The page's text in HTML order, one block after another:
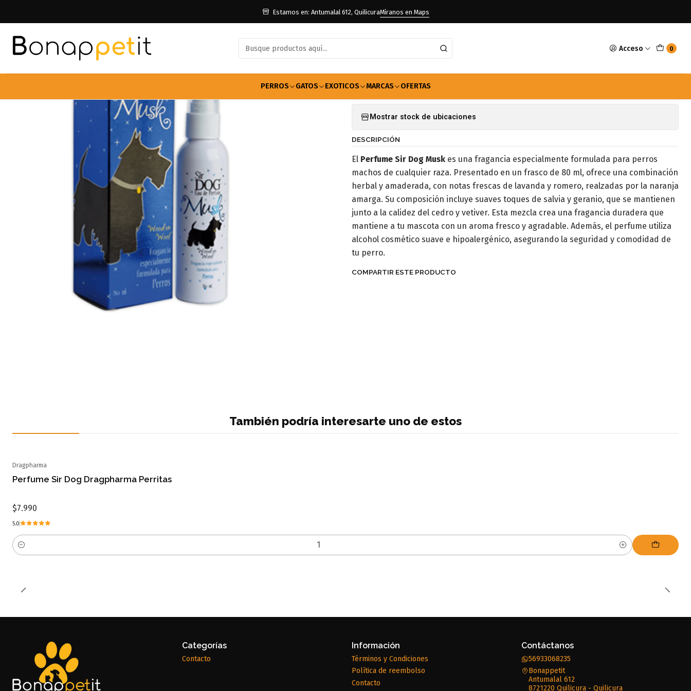
Acceso 0
PERROS GATOS EXOTICOS MARCAS OFERTAS
Estamos en: Antumalal 612, QuilicuraMíranos en Maps
Farmacia Perros Colonias Perfume Sir dog Perrito Macho 80ml
Perfume Sir dog Perrito Macho 80ml
Agregar a la lista de favoritos
Mostrar stock de ubicaciones
DESCRIPCIÓN
El Perfume Sir Dog Musk es una fragancia especialmente formulada para perros
machos de cualquier raza. Presentado en un frasco de 80 ml, ofrece una combinación
herbal y amaderada, con notas frescas de lavanda y romero, realzadas por la naranja
amarga. Su composición incluye suaves toques de salvia y geranio, que se mantienen
junto a la calidez del cedro y vetiver. Esta mezcla crea una fragancia duradera que
mantiene a tu mascota con un aroma fresco y agradable. Además, el perfume utiliza
alcohol cosmético suave e hipoalergénico, asegurando la seguridad y comodidad de
tu perro.
COMPARTIR ESTE PRODUCTO
También podría interesarte uno de estos
Dragpharma
Perfume Sir Dog Dragpharma Perritas
$7.990
5.0
Cantidad
Categorías
Contacto
Información
Términos y Condiciones
Política de reembolso
Contacto
Contáctanos
56933068235
Bonappetit
Antumalal 612
8721220 Quilicura - Quilicura